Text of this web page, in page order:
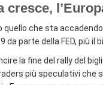
cresce,
quello che sta
da parte della FED, più il
la fine del rally del
più speculativi che